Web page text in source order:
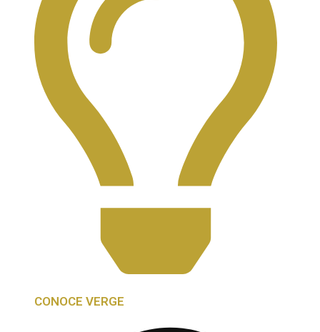
CONOCE VERGE